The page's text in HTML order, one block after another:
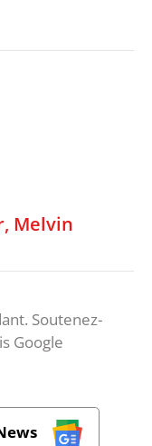
Melvin
Soutenez-
Google